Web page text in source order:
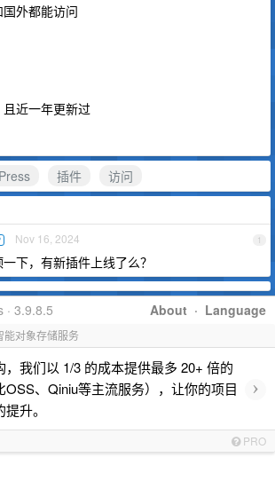
外都能访问
近一年更新过
插件
访问
1
Nov 16, 2024
下，有新插件上线了么？
About · Language
· 3.9.8.5
能对象存储服务
我们以 1/3 的成本提供最多 20+ 倍的
、Qiniu等主流服务），让你的项目
升。
›
PRO